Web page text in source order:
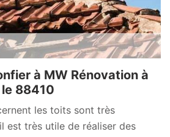
à MW Rénovation à
88410
les toits sont très
est très utile de réaliser des